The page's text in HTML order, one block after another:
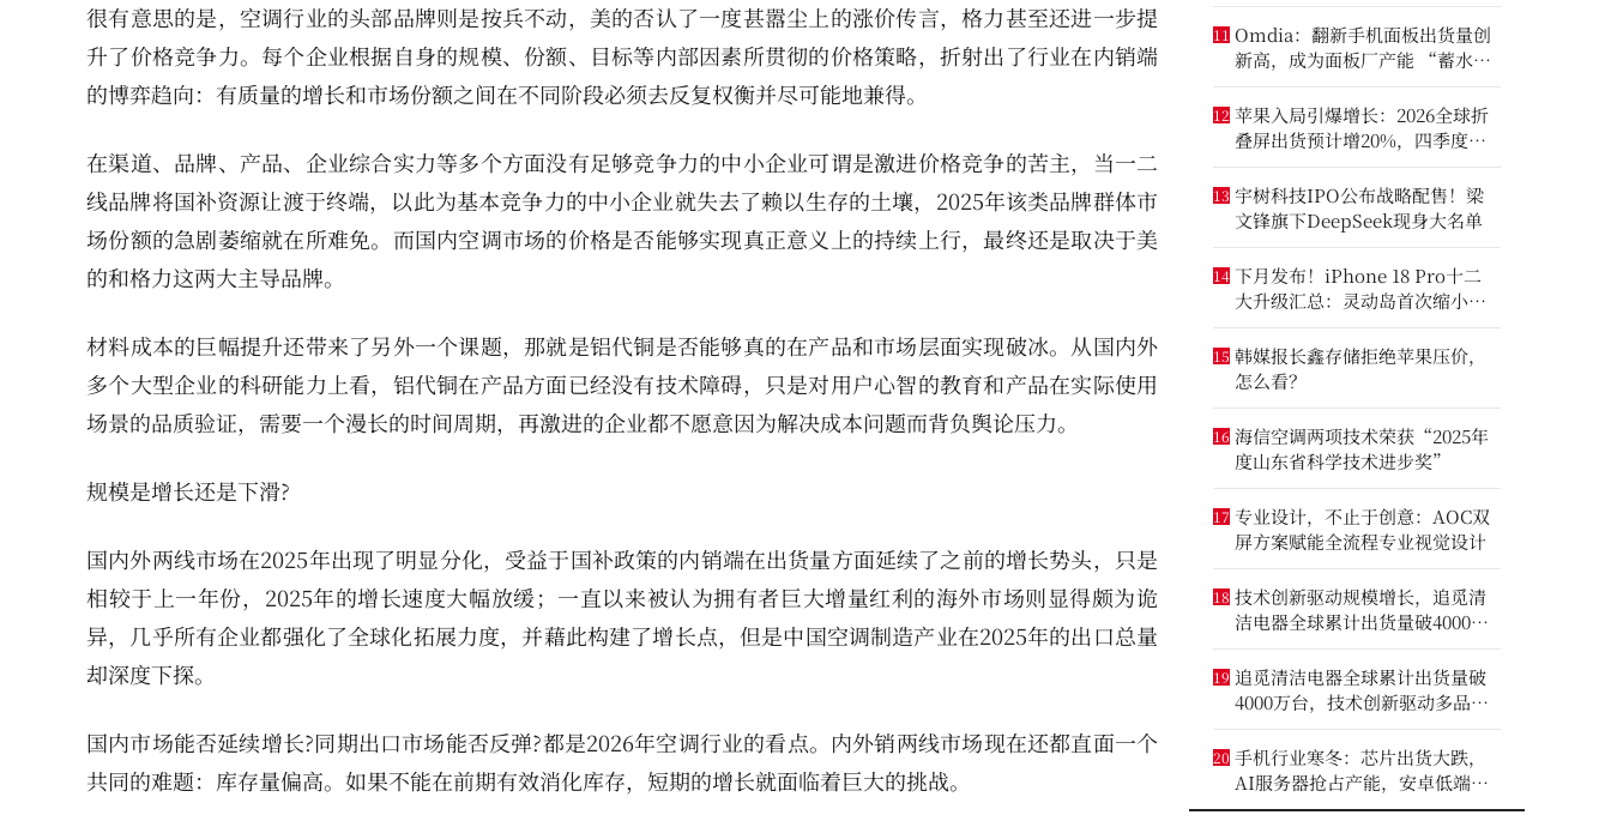
很有意思的是，空调行业的头部品牌则是按兵不动，美的否认了一度甚嚣尘上的涨价传言，格力甚至还进一步提
升了价格竞争力。每个企业根据自身的规模、份额、目标等内部因素所贯彻的价格策略，折射出了行业在内销端
的博弈趋向：有质量的增长和市场份额之间在不同阶段必须去反复权衡并尽可能地兼得。
在渠道、品牌、产品、企业综合实力等多个方面没有足够竞争力的中小企业可谓是激进价格竞争的苦主，当一二
线品牌将国补资源让渡于终端，以此为基本竞争力的中小企业就失去了赖以生存的土壤，2025年该类品牌群体市
场份额的急剧萎缩就在所难免。而国内空调市场的价格是否能够实现真正意义上的持续上行，最终还是取决于美
的和格力这两大主导品牌。
材料成本的巨幅提升还带来了另外一个课题，那就是铝代铜是否能够真的在产品和市场层面实现破冰。从国内外
多个大型企业的科研能力上看，铝代铜在产品方面已经没有技术障碍，只是对用户心智的教育和产品在实际使用
场景的品质验证，需要一个漫长的时间周期，再激进的企业都不愿意因为解决成本问题而背负舆论压力。
规模是增长还是下滑?
国内外两线市场在2025年出现了明显分化，受益于国补政策的内销端在出货量方面延续了之前的增长势头，只是
相较于上一年份，2025年的增长速度大幅放缓；一直以来被认为拥有者巨大增量红利的海外市场则显得颇为诡
异，几乎所有企业都强化了全球化拓展力度，并藉此构建了增长点，但是中国空调制造产业在2025年的出口总量
却深度下探。
国内市场能否延续增长?同期出口市场能否反弹?都是2026年空调行业的看点。内外销两线市场现在还都直面一个
共同的难题：库存量偏高。如果不能在前期有效消化库存，短期的增长就面临着巨大的挑战。
11 Omdia：翻新手机面板出货量创
新高，成为面板厂产能 “蓄水
池”
12 苹果入局引爆增长：2026全球折
叠屏出货预计增20%，四季度成
全年销量关键窗口
13 宇树科技IPO公布战略配售！梁
文锋旗下DeepSeek现身大名单
14 下月发布！iPhone 18 Pro十二
大升级汇总：灵动岛首次缩小、
首次2nm芯片
15 韩媒报长鑫存储拒绝苹果压价，
怎么看？
16 海信空调两项技术荣获“2025年
度山东省科学技术进步奖”
17 专业设计，不止于创意：AOC双
屏方案赋能全流程专业视觉设计
18 技术创新驱动规模增长，追觅清
洁电器全球累计出货量破4000万
台
19 追觅清洁电器全球累计出货量破
4000万台，技术创新驱动多品类
增长
20 手机行业寒冬：芯片出货大跌，
AI服务器抢占产能，安卓低端压
力最大